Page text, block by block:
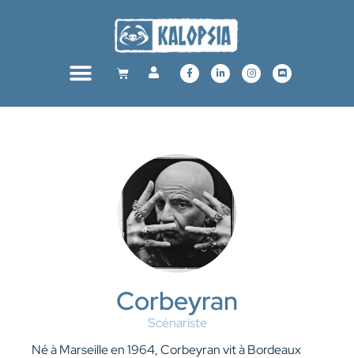
Corbeyran
Scénariste
Né à Marseille en 1964, Corbeyran vit à Bordeaux